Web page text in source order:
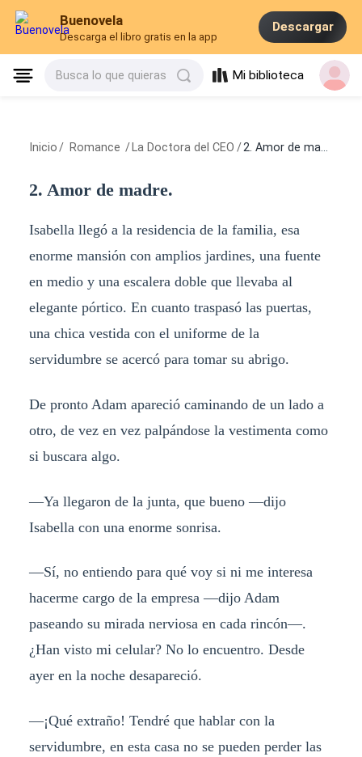
Buenovela
Descarga el libro gratis en la app
Descargar
Busca lo que quieras Mi biblioteca
Inicio / Romance / La Doctora del CEO / 2. Amor de madre.
2. Amor de madre.
Isabella llegó a la residencia de la familia, esa
enorme mansión con amplios jardines, una fuente
en medio y una escalera doble que llevaba al
elegante pórtico. En cuanto traspasó las puertas,
una chica vestida con el uniforme de la
servidumbre se acercó para tomar su abrigo.
De pronto Adam apareció caminando de un lado a
otro, de vez en vez palpándose la vestimenta como
si buscara algo.
—Ya llegaron de la junta, que bueno —dijo
Isabella con una enorme sonrisa.
—Sí, no entiendo para qué voy si ni me interesa
hacerme cargo de la empresa —dijo Adam
paseando su mirada nerviosa en cada rincón—.
¿Han visto mi celular? No lo encuentro. Desde
ayer en la noche desapareció.
—¡Qué extraño! Tendré que hablar con la
servidumbre, en esta casa no se pueden perder las